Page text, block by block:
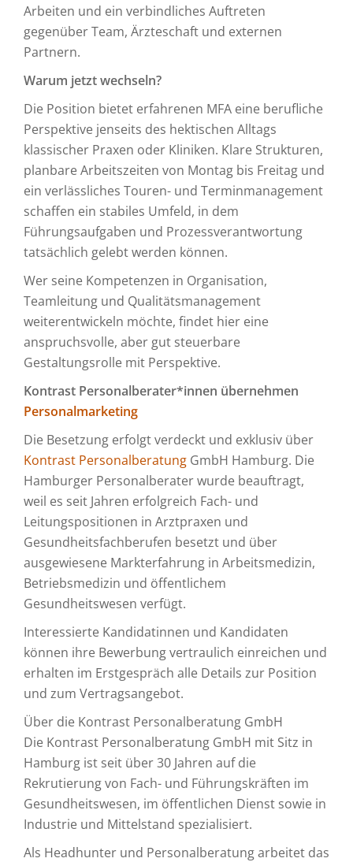
Arbeiten und ein verbindliches Auftreten
gegenüber Team, Ärzteschaft und externen
Partnern.
Warum jetzt wechseln?
Die Position bietet erfahrenen MFA eine berufliche
Perspektive jenseits des hektischen Alltags
klassischer Praxen oder Kliniken. Klare Strukturen,
planbare Arbeitszeiten von Montag bis Freitag und
ein verlässliches Touren- und Terminmanagement
schaffen ein stabiles Umfeld, in dem
Führungsaufgaben und Prozessverantwortung
tatsächlich gelebt werden können.
Wer seine Kompetenzen in Organisation,
Teamleitung und Qualitätsmanagement
weiterentwickeln möchte, findet hier eine
anspruchsvolle, aber gut steuerbare
Gestaltungsrolle mit Perspektive.
Kontrast Personalberater*innen übernehmen
Personalmarketing
Die Besetzung erfolgt verdeckt und exklusiv über
Kontrast Personalberatung GmbH Hamburg. Die
Hamburger Personalberater wurde beauftragt,
weil es seit Jahren erfolgreich Fach- und
Leitungspositionen in Arztpraxen und
Gesundheitsfachberufen besetzt und über
ausgewiesene Markterfahrung in Arbeitsmedizin,
Betriebsmedizin und öffentlichem
Gesundheitswesen verfügt.
Interessierte Kandidatinnen und Kandidaten
können ihre Bewerbung vertraulich einreichen und
erhalten im Erstgespräch alle Details zur Position
und zum Vertragsangebot.
Über die Kontrast Personalberatung GmbH
Die Kontrast Personalberatung GmbH mit Sitz in
Hamburg ist seit über 30 Jahren auf die
Rekrutierung von Fach- und Führungskräften im
Gesundheitswesen, im öffentlichen Dienst sowie in
Industrie und Mittelstand spezialisiert.
Als Headhunter und Personalberatung arbeitet das